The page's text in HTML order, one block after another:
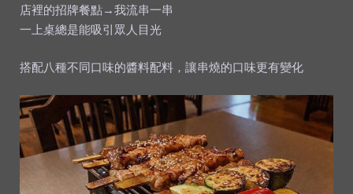
店裡的招牌餐點→我流串一串
一上桌總是能吸引眾人目光
搭配八種不同口味的醬料配料，讓串燒的口味更有變化